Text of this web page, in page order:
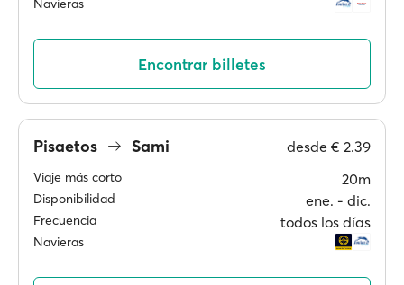
Navieras
Encontrar billetes
Pisaetos Sami desde € 2.39
Viaje más corto 20m
Disponibilidad ene. ‐ dic.
Frecuencia todos los días
Navieras